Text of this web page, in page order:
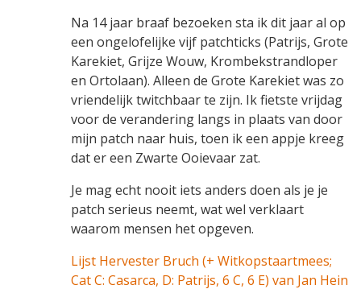
Na 14 jaar braaf bezoeken sta ik dit jaar al op
een ongelofelijke vijf patchticks (Patrijs, Grote
Karekiet, Grijze Wouw, Krombekstrandloper
en Ortolaan). Alleen de Grote Karekiet was zo
vriendelijk twitchbaar te zijn. Ik fietste vrijdag
voor de verandering langs in plaats van door
mijn patch naar huis, toen ik een appje kreeg
dat er een Zwarte Ooievaar zat.
Je mag echt nooit iets anders doen als je je
patch serieus neemt, wat wel verklaart
waarom mensen het opgeven.
Lijst Hervester Bruch (+ Witkopstaartmees;
Cat C: Casarca, D: Patrijs, 6 C, 6 E) van Jan Hein